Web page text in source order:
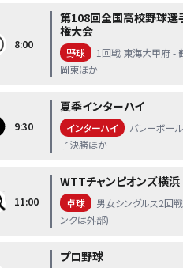
8:00
第108回全国高校野球選
権大会
野球
1回戦 東海大甲府 -
岡東ほか
9:30
夏季インターハイ
インターハイ
バレーボー
子決勝ほか
11:00
WTTチャンピオンズ横浜
卓球
男女シングルス2回
ンクは外部)
プロ野球